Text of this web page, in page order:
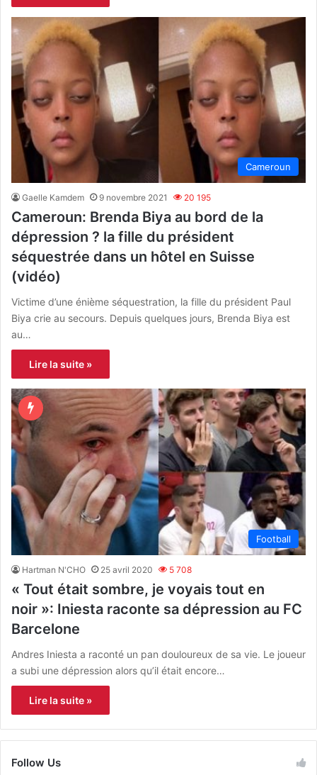
Cameroun
Gaelle Kamdem 9 novembre 2021 20 195
Cameroun: Brenda Biya au bord de la
dépression ? la fille du président
séquestrée dans un hôtel en Suisse
(vidéo)
Victime d’une énième séquestration, la fille du président Paul
Biya crie au secours. Depuis quelques jours, Brenda Biya est
au…
Lire la suite »
Football
Hartman N'CHO 25 avril 2020 5 708
« Tout était sombre, je voyais tout en
noir »: Iniesta raconte sa dépression au FC
Barcelone
Andres Iniesta a raconté un pan douloureux de sa vie. Le joueur
a subi une dépression alors qu’il était encore…
Lire la suite »
Follow Us